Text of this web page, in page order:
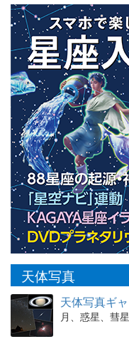
天体写真
天体写真ギ
月、惑星、彗